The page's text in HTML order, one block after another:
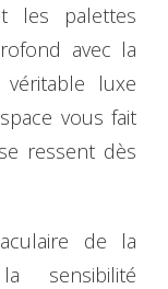
les palettes
avec la
luxe
vous fait
ressent dès
de la
sensibilité